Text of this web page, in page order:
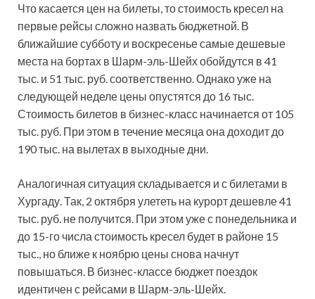
Что касается цен на билеты, то стоимость кресел на
первые рейсы сложно назвать бюджетной. В
ближайшие субботу и воскресенье самые дешевые
места на бортах в Шарм-эль-Шейх обойдутся в 41
тыс. и 51 тыс. руб. соответственно. Однако уже на
следующей неделе цены опустятся до 16 тыс.
Стоимость билетов в бизнес-класс начинается от 105
тыс. руб. При этом в течение месяца она доходит до
190 тыс. на вылетах в выходные дни.
Аналогичная ситуация складывается и с билетами в
Хургаду. Так, 2 октября улететь на курорт дешевле 41
тыс. руб. не получится. При этом уже с понедельника и
до 15-го числа стоимость кресел будет в районе 15
тыс., но ближе к ноябрю цены снова начнут
повышаться. В бизнес-классе бюджет поездок
идентичен с рейсами в Шарм-эль-Шейх.